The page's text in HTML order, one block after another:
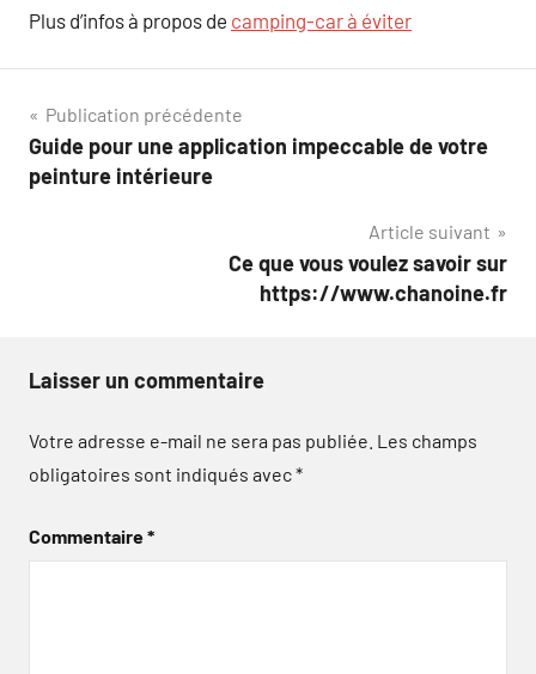
Plus d’infos à propos de camping-car à éviter
Navigation
de
Publication précédente
Guide pour une application impeccable de votre
peinture intérieure
Article suivant
Ce que vous voulez savoir sur
https://www.chanoine.fr
Laisser un commentaire
Votre adresse e-mail ne sera pas publiée. Les champs
obligatoires sont indiqués avec*
Commentaire*